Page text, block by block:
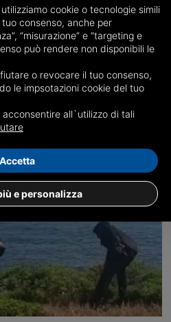
Ciro Grillo
un gioco"
del M5S: "E' stato un rapporto
cookie o tecnologie simili
consenso, anche per
“misurazione” e “targeting e
può rendere non disponibili le
o revocare il tuo consenso,
le impsotazioni cookie del tuo
acconsentire all`utilizzo di tali
e personalizza
Accetta